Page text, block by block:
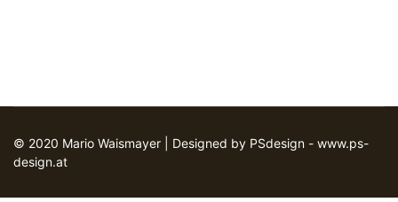
© 2020 Mario Waismayer | Designed by PSdesign - www.ps-
design.at